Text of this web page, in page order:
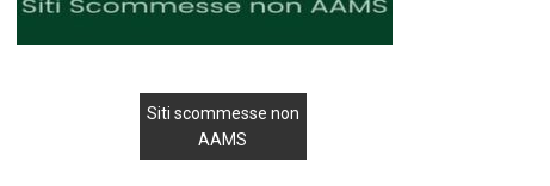
Siti scommesse non
AAMS